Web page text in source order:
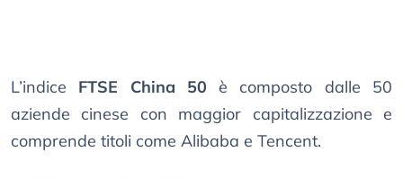
L’indice FTSE China 50è composto dalle 50
aziende cinese con maggior capitalizzazione e
comprende titoli come Alibaba e Tencent.